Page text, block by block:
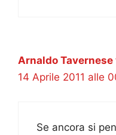
Arnaldo Tavernese
14 Aprile 2011 alle
Se ancora si